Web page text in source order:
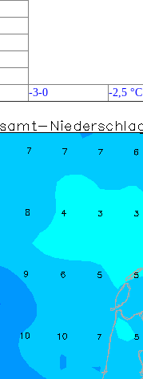
-3-0 -2,5 °C